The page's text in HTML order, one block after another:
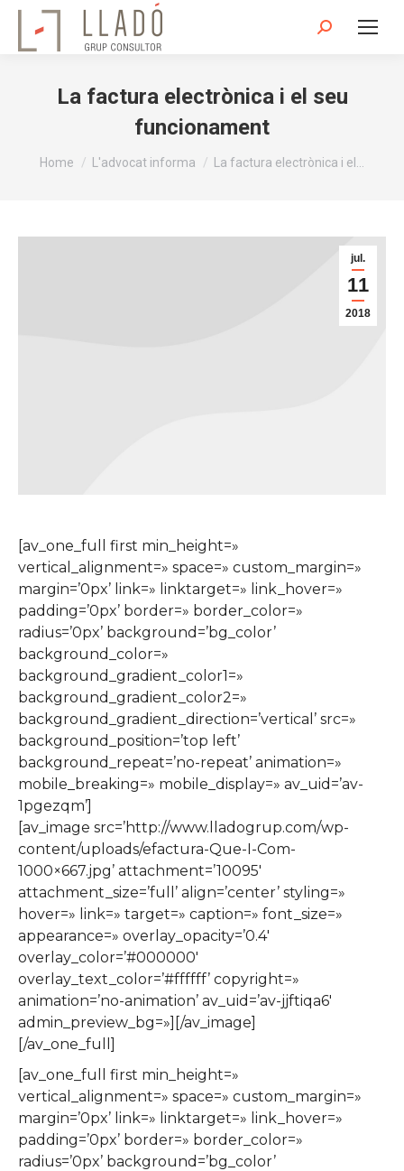
Search:
La factura electrònica i el seu
funcionament
You are here:
Home L'advocat informa La factura electrònica i el…
jul.
11
2018
[av_one_full first min_height=»
vertical_alignment=» space=» custom_margin=»
margin=’0px’ link=» linktarget=» link_hover=»
padding=’0px’ border=» border_color=»
radius=’0px’ background=’bg_color’
background_color=»
background_gradient_color1=»
background_gradient_color2=»
background_gradient_direction=’vertical’ src=»
background_position=’top left’
background_repeat=’no-repeat’ animation=»
mobile_breaking=» mobile_display=» av_uid=’av-
1pgezqm’]
[av_image src=’http://www.lladogrup.com/wp-
content/uploads/efactura-Que-I-Com-
1000×667.jpg’ attachment=’10095′
attachment_size=’full’ align=’center’ styling=»
hover=» link=» target=» caption=» font_size=»
appearance=» overlay_opacity=’0.4′
overlay_color=’#000000′
overlay_text_color=’#ffffff’ copyright=»
animation=’no-animation’ av_uid=’av-jjftiqa6′
admin_preview_bg=»][/av_image]
[/av_one_full]
[av_one_full first min_height=»
vertical_alignment=» space=» custom_margin=»
margin=’0px’ link=» linktarget=» link_hover=»
padding=’0px’ border=» border_color=»
radius=’0px’ background=’bg_color’